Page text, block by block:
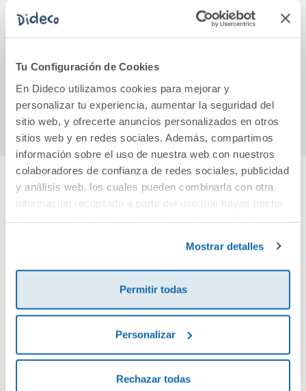
Tu Configuración de Cookies
En Dideco utilizamos cookies para mejorar y
personalizar tu experiencia, aumentar la seguridad del
sitio web, y ofrecerte anuncios personalizados en otros
sitios web y en redes sociales. Además, compartimos
información sobre el uso de nuestra web con nuestros
colaboradores de confianza de redes sociales, publicidad
y análisis web, los cuales pueden combinarla con otra
información recopilada a partir del uso que hayas hecho
Mostrar detalles
Permitir todas
Personalizar
Rechazar todas
Guardiana
25,00€
Comprar
Mi único plan es
quererte
Comprar
Cuéntanos tu opinión
Debes iniciar sesión para poder valorarlo